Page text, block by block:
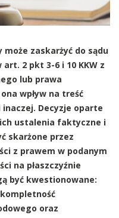
może zaskarżyć do sądu
2 pkt 3-6 i 10 KKW z
lub prawa
wpływ na treść
Decyzje oparte
ustalenia faktyczne i
skarżone przez
z prawem w podanym
na płaszczyźnie
być kwestionowane:
oraz